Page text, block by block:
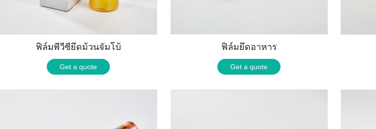
ฟิล์มพีวีซียึดม้วนจัมโบ้
Get a quote
ฟิล์มยึดอาหาร
Get a quote